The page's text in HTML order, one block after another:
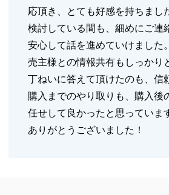
応頂き、とても好感を持ちまし
検討している間も、細めにご連
安心して話を進めていけました。
売主様との情報共有もしっかり
丁ねいに答えて頂けたのも、信
購入までのやり取りも、購入後
任せして良かったと思っていま
ありがとうございました！